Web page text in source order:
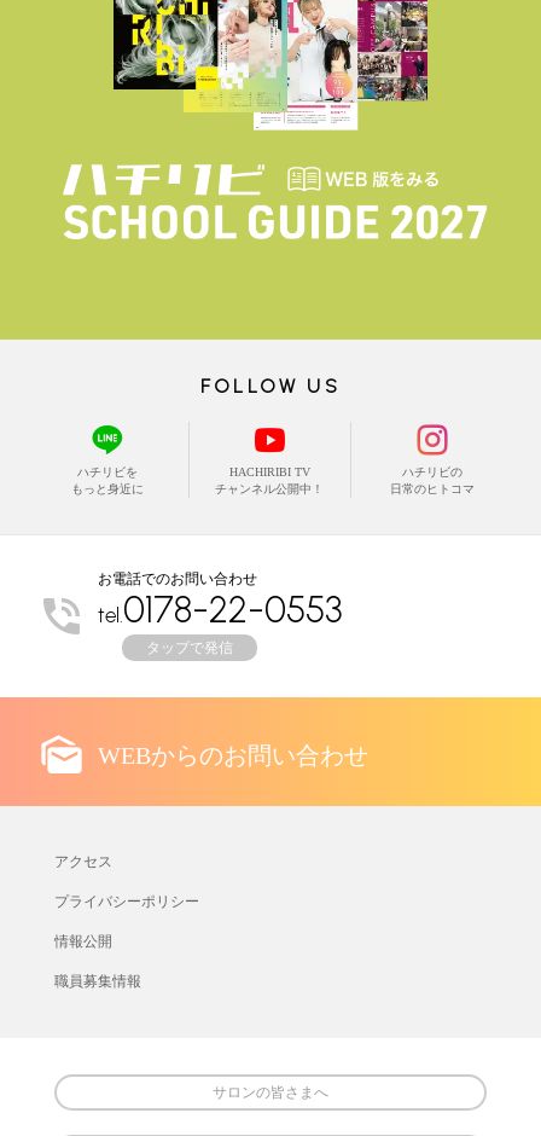
FOLLOW US
ハチリビを
もっと身近に
HACHIRIBI TV
チャンネル公開中！
ハチリビの
日常のヒトコマ
お電話でのお問い合わせ
tel. 0178-22-0553
タップで発信
WEBからのお問い合わせ
アクセス
プライバシーポリシー
情報公開
職員募集情報
サロンの皆さまへ